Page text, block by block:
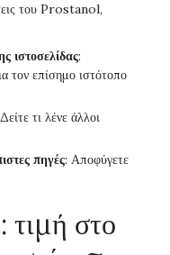
του Prostanol,
ιστοσελίδας:
τον επίσημο ιστότοπο
τι λένε άλλοι
πηγές: Αποφύγετε
στο